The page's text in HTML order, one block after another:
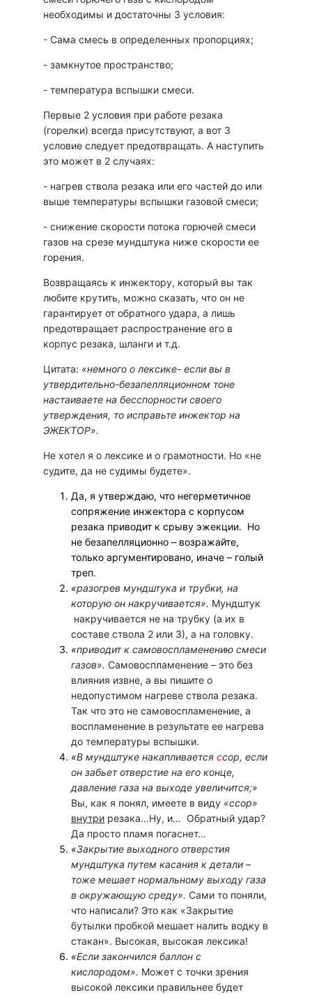
необходимы и достаточны 3 условия:
- Сама смесь в определенных пропорциях;
- замкнутое пространство;
- температура вспышки смеси.
Первые 2 условия при работе резака
(горелки) всегда присутствуют, а вот 3
условие следует предотвращать. А наступить
это может в 2 случаях:
- нагрев ствола резака или его частей до или
выше температуры вспышки газовой смеси;
- снижение скорости потока горючей смеси
газов на срезе мундштука ниже скорости ее
горения.
Возвращаясь к инжектору, который вы так
любите крутить, можно сказать, что он не
гарантирует от обратного удара, а лишь
предотвращает распространение его в
корпус резака, шланги и т.д.
Цитата: «немного о лексике- если вы в
утвердительно-безапелляционном тоне
настаиваете на бесспорности своего
утверждения, то исправьте инжектор на
ЭЖЕКТОР».
Не хотел я о лексике и о грамотности. Но «не
судите, да не судимы будете».
Да, я утверждаю, что негерметичное
сопряжение инжектора с корпусом
резака приводит к срыву эжекции. Но
не безапелляционно – возражайте,
только аргументировано, иначе – голый
треп.
«разогрев мундштука и трубки, на
которую он накручивается». Мундштук
накручивается не на трубку (а их в
составе ствола 2 или 3), а на головку.
«приводит к самовоспламенению смеси
газов». Самовоспламенение – это без
влияния извне, а вы пишите о
недопустимом нагреве ствола резака.
Так что это не самовоспламенение, а
воспламенение в результате ее нагрева
до температуры вспышки.
«В мундштуке накапливается ссор, если
он забьет отверстие на его конце,
давление газа на выходе увеличится;»
Вы, как я понял, имеете в виду «ссор»
внутри резака…Ну, и… Обратный удар?
Да просто пламя погаснет…
«Закрытие выходного отверстия
мундштука путем касания к детали –
тоже мешает нормальному выходу газа
в окружающую среду». Сами то поняли,
что написали? Это как «Закрытие
бутылки пробкой мешает налить водку в
стакан». Высокая, высокая лексика!
«Если закончился баллон с
кислородом». Может с точки зрения
высокой лексики правильнее будет